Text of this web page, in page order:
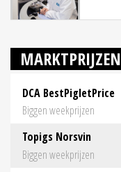
MARKTPRIJZEN
DCA BestPigletPrice
Biggen weekprijzen
Topigs Norsvin
Biggen weekprijzen